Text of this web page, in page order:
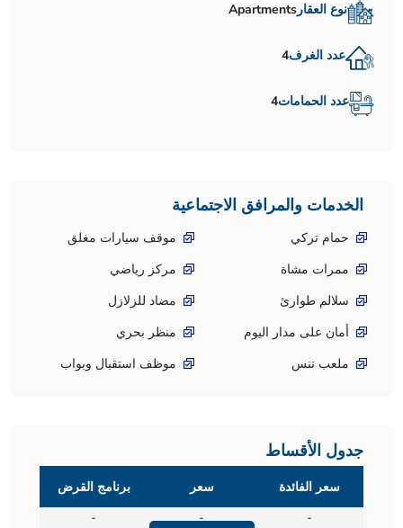
نوع العقارApartments
عدد الغرف4
عدد الحمامات4
الخدمات والمرافق الاجتماعية
حمام تركي
موقف سيارات مغلق
ممرات مشاة
مركز رياضي
سلالم طوارئ
مضاد للزلازل
أمان على مدار اليوم
منظر بحري
ملعب تنس
موظف استقبال وبواب
جدول الأقساط
سعر الفائدة سعر
برنامج القرض
-
-
-